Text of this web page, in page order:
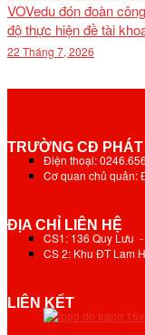
VOVedu đón đoàn
độ thực hiện đề tài
22 Tháng 7, 2026
TRƯỜNG CĐ PHÁT
Điện thoại:
Cơ quan chủ quản:
ĐỊA CHỈ LIÊN HỆ
CS1: 136 Quy Lưu -
CS 2: Khu ĐT Lam
LIÊN KẾT